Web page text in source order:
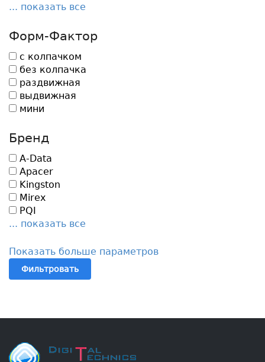
... показать все
Форм-Фактор
с колпачком
без колпачка
раздвижная
выдвижная
мини
Бренд
A-Data
Apacer
Kingston
Mirex
PQI
... показать все
Показать больше параметров
Фильтровать